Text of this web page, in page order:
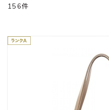
156件